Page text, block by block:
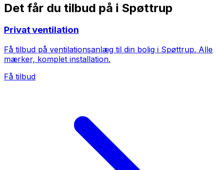
Det får du tilbud på i Spøttrup
Privat ventilation
Få tilbud på ventilationsanlæg til din bolig i Spøttrup. Alle
mærker, komplet installation.
Få tilbud